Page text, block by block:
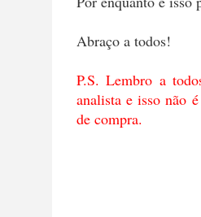
Abraço a todos!
P.S. Lembro a
analista e isso não
de compra.